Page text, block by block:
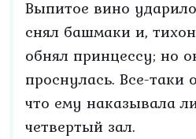
Выпитое вино
снял башмаки и,
обнял принцессу; но
проснулась. Все-таки
что ему наказывала
четвертый зал.